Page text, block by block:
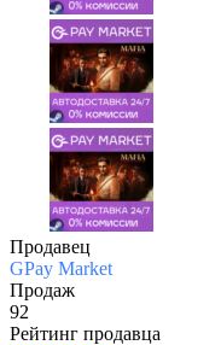
Продавец
GPay Market
Продаж
92
Рейтинг продавца